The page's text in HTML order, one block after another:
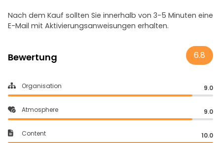
Nach dem Kauf sollten Sie innerhalb von 3-5 Minuten eine
E-Mail mit Aktivierungsanweisungen erhalten.
Bewertung 6.8
Organisation 9.0
Atmosphere 9.0
Content 10.0